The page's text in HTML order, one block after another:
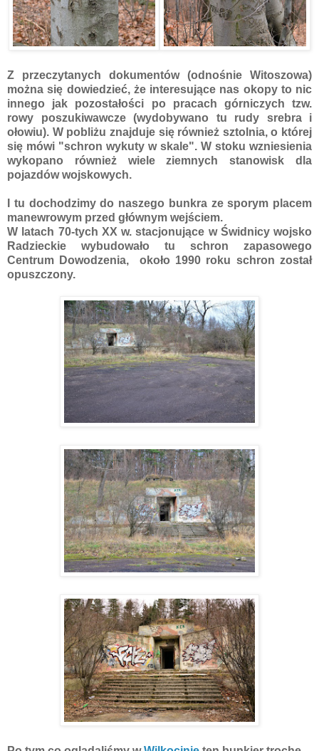
Z przeczytanych dokumentów (odnośnie Witoszowa)
można się dowiedzieć, że interesujące nas okopy to nic
innego jak pozostałości po pracach górniczych tzw.
rowy poszukiwawcze (wydobywano tu rudy srebra i
ołowiu). W pobliżu znajduje się również sztolnia, o której
się mówi "schron wykuty w skale". W stoku wzniesienia
wykopano również wiele ziemnych stanowisk dla
pojazdów wojskowych.
I tu dochodzimy do naszego bunkra ze sporym placem
manewrowym przed głównym wejściem.
W latach 70-tych XX w. stacjonujące w Świdnicy wojsko
Radzieckie wybudowało tu schron zapasowego
Centrum Dowodzenia, około 1990 roku schron został
opuszczony.